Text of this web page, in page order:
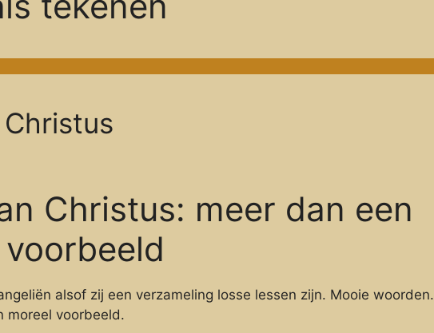
Christus: meer dan een
alsof zij een verzameling losse lessen zijn. Mooie woorden.
moreel voorbeeld.